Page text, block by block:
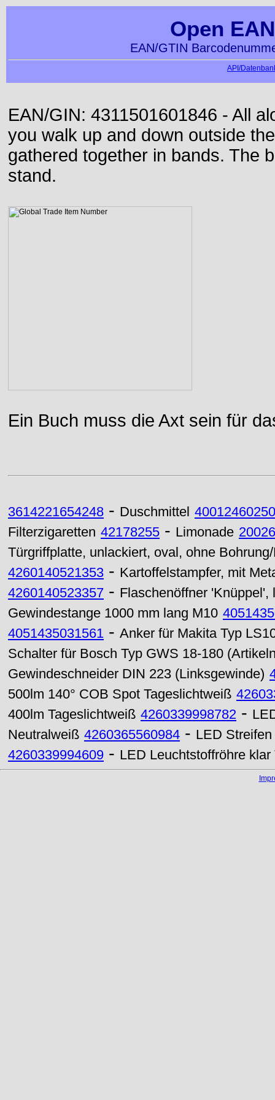
Open
EAN/GTIN
API/
EAN/GIN: 4311501601846 - All
you walk up and down outside
gathered together in bands. The
stand.
Ein Buch muss die Axt sein für
3614221654248 - Duschmittel
Filterzigaretten 42178255 - Limonade
Türgriffplatte, unlackiert, oval, ohne
4260140521353 - Kartoffelstampfer, mit
4260140523357 - Flaschenöffner 'Knüppel',
Gewindestange 1000 mm lang M10
4051435031561 - Anker für Makita Typ
Schalter für Bosch Typ GWS 18-180
Gewindeschneider DIN 223 (Linksgewinde)
500lm 140° COB Spot Tageslichtweiß
400lm Tageslichtweiß 4260339998782 -
Neutralweiß 4260365560984 - LED
4260339994609 - LED Leuchtstoffröhre